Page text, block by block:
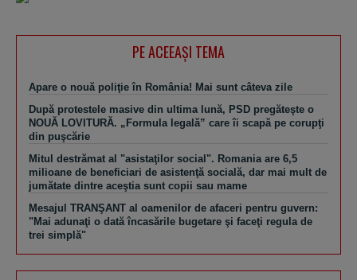
PE ACEEAŞI TEMA
Apare o nouă poliţie în România! Mai sunt câteva zile
După protestele masive din ultima lună, PSD pregăteşte o
NOUĂ LOVITURĂ. „Formula legală” care îi scapă pe corupţi
din puşcărie
Mitul destrămat al "asistaţilor social". Romania are 6,5
milioane de beneficiari de asistenţă socială, dar mai mult de
jumătate dintre aceştia sunt copii sau mame
Mesajul TRANŞANT al oamenilor de afaceri pentru guvern:
"Mai adunaţi o dată încasările bugetare şi faceţi regula de
trei simplă"